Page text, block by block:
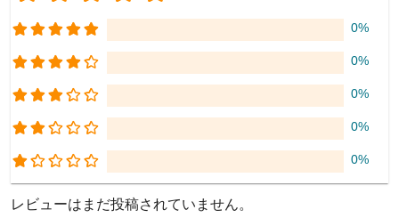
0%
0%
0%
0%
0%
レビューはまだ投稿されていません。